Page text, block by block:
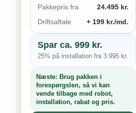
Pakkepris fra
24.495 kr.
Driftsaftale
+ 199 kr./md.
Spar ca. 999 kr.
25% på installation fra 3.995 kr.
Næste: Brug pakken i
forespørgslen, så vi kan
vende tilbage med robot,
installation, rabat og pris.